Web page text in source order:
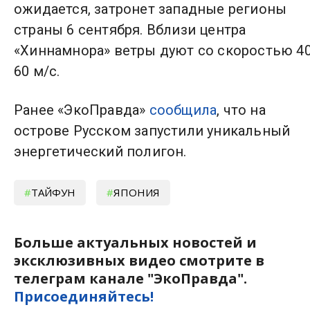
ожидается, затронет западные регионы
страны 6 сентября. Вблизи центра
«Хиннамнора» ветры дуют со скоростью
60 м/с.
Ранее «ЭкоПравда» сообщила, что на
острове Русском запустили уникальный
энергетический полигон.
ТАЙФУН ЯПОНИЯ
Больше актуальных новостей и
эксклюзивных видео смотрите в
телеграм канале "ЭкоПравда".
Присоединяйтесь!